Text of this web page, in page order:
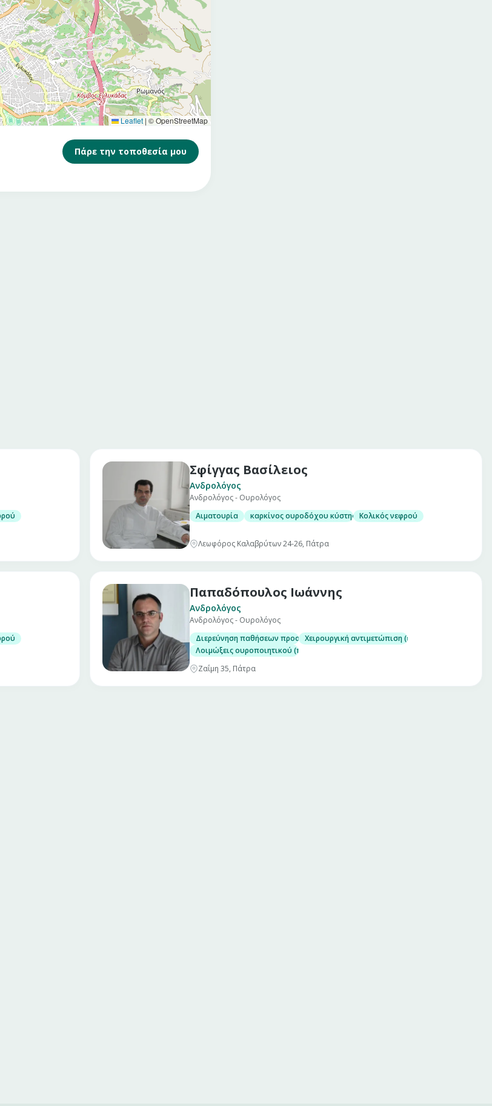
Leaflet | © OpenStreetMap
Πάρε την τοποθεσία μου
Σφίγγας Βασίλειος
Ανδρολόγος
Ανδρολόγος - Ουρολόγος
Αιματουρία
καρκίνος ουροδόχου κύστης Κολικός νεφρού
Λεωφόρος Καλαβρύτων 24-26, Πάτρα
Παπαδόπουλος Ιωάννης
Ανδρολόγος
Ανδρολόγος - Ουρολόγος
Διερεύνηση παθήσεων προστάτη, νεφρών, ουροδόχου κύστης και γεννητικού
Χειρουργική αντιμετώπιση (ενδοσκοπικά-
Λοιμώξεις ουροποιητικού (προστατίτιδα, κυστίτιδα, πυελονεφρίτιδα,
Ζαΐμη 35, Πάτρα